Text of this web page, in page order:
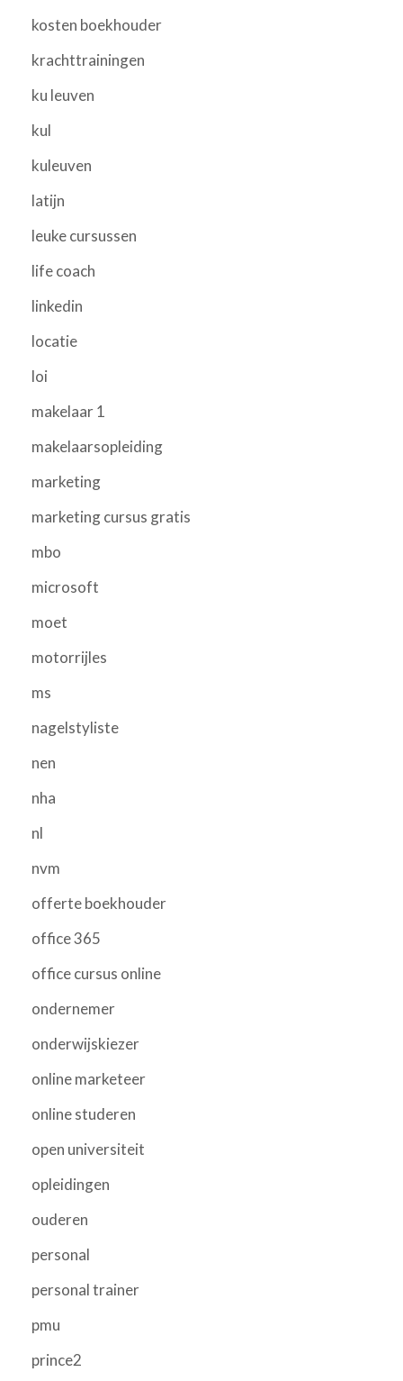
kosten boekhouder
krachttrainingen
ku leuven
kul
kuleuven
latijn
leuke cursussen
life coach
linkedin
locatie
loi
makelaar 1
makelaarsopleiding
marketing
marketing cursus gratis
mbo
microsoft
moet
motorrijles
ms
nagelstyliste
nen
nha
nl
nvm
offerte boekhouder
office 365
office cursus online
ondernemer
onderwijskiezer
online marketeer
online studeren
open universiteit
opleidingen
ouderen
personal
personal trainer
pmu
prince2